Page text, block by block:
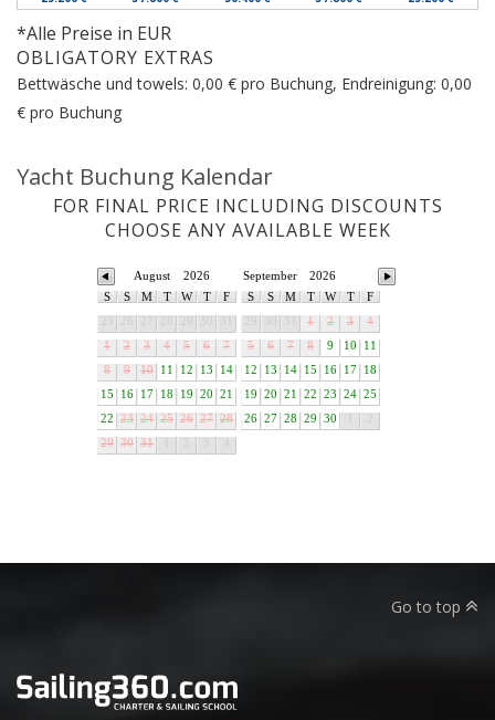
*Alle Preise in EUR
OBLIGATORY EXTRAS
Bettwäsche und towels: 0,00 € pro Buchung, Endreinigung: 0,00
€ pro Buchung
Yacht Buchung Kalendar
FOR FINAL PRICE INCLUDING DISCOUNTS
CHOOSE ANY AVAILABLE WEEK
2026
August
S
S M T W T
F
1
2 3 4 5 6
7
8
9 10 11 12 13
14
15
16 17 18 19 20
21
22
23 24 25 26 27 28
29 30 31
2026
September
S
S M T W T
F
1 2 3
4
5
6 7 8 9 10
11
12
13 14 15 16 17
18
19
20 21 22 23 24 25
26 27 28 29 30
Go to top